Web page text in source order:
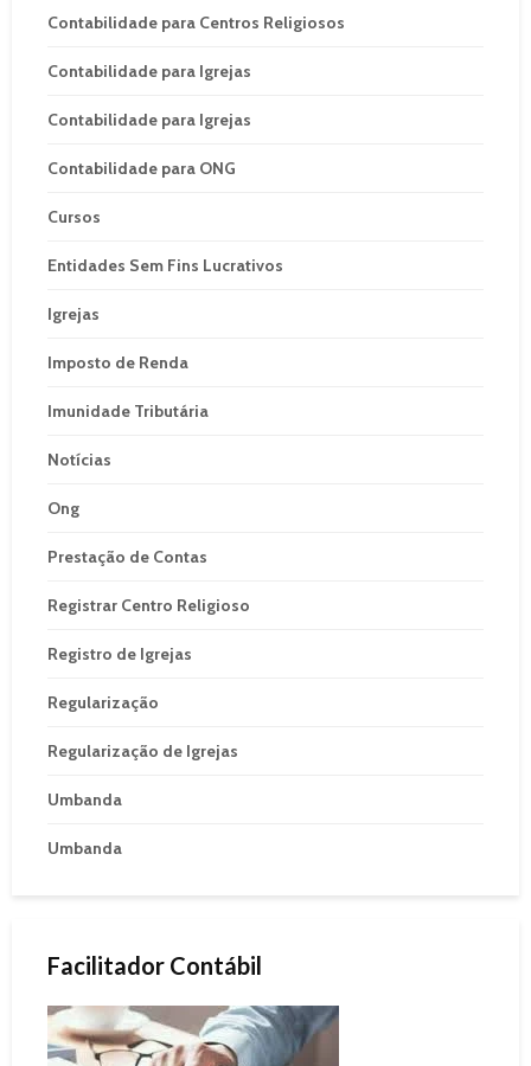
Contabilidade para Centros Religiosos
Contabilidade para Igrejas
Contabilidade para Igrejas
Contabilidade para ONG
Cursos
Entidades Sem Fins Lucrativos
Igrejas
Imposto de Renda
Imunidade Tributária
Notícias
Ong
Prestação de Contas
Registrar Centro Religioso
Registro de Igrejas
Regularização
Regularização de Igrejas
Umbanda
Umbanda
Facilitador Contábil